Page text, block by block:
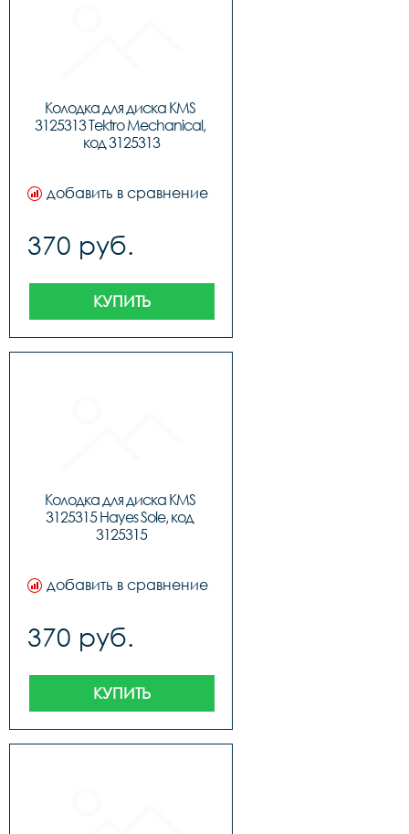
Колодка для диска KMS
3125313 Tektro Mechanical,
код 3125313
добавить в сравнение
370 руб.
КУПИТЬ
Колодка для диска KMS
3125315 Hayes Sole, код
3125315
добавить в сравнение
370 руб.
КУПИТЬ